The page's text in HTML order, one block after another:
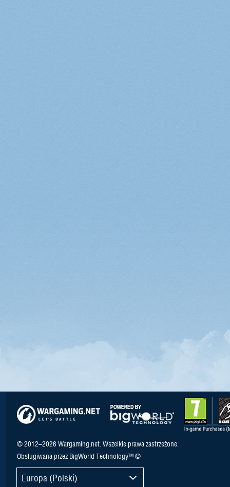
© 2012–2026 Wargaming.net. Wszelkie prawa zastrzeżone.
Obsługiwana przez BigWorld Technology™ ©
Europa (Polski)